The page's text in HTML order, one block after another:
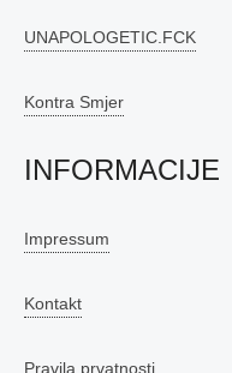
UNAPOLOGETIC.FCK
Kontra Smjer
INFORMACIJE
Impressum
Kontakt
Pravila prvatnosti